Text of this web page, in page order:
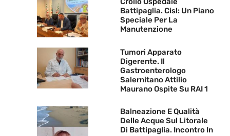
Battipaglia. Cisl: Un Piano
Speciale Per La
Manutenzione
Tumori Apparato
Digerente. Il
Gastroenterologo
Salernitano Attilio
Maurano Ospite Su RAI 1
Balneazione E Qualità
Delle Acque Sul Litorale
Di Battipaglia. Incontro In